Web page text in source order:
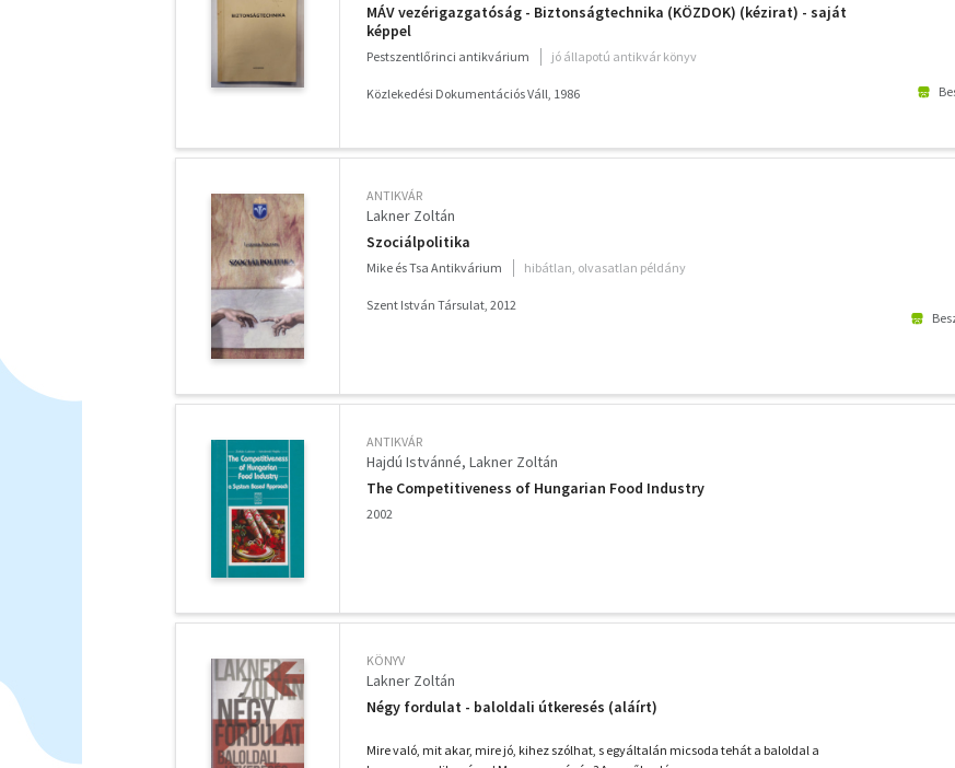
MÁV vezérigazgatóság - Biztonságtechnika (KÖZDOK) (kézirat) - saját
képpel
Pestszentlőrinci antikvárium jó állapotú antikvár könyv
Közlekedési Dokumentációs Váll, 1986
ANTIKVÁR
Lakner Zoltán
Szociálpolitika
Mike és Tsa Antikvárium hibátlan, olvasatlan példány
Szent István Társulat, 2012
ANTIKVÁR
Hajdú Istvánné Lakner Zoltán
The Competitiveness of Hungarian Food Industry
2002
KÖNYV
Lakner Zoltán
Négy fordulat - baloldali útkeresés (aláírt)
Mire való, mit akar, mire jó, kihez szólhat, s egyáltalán micsoda tehát a baloldal a